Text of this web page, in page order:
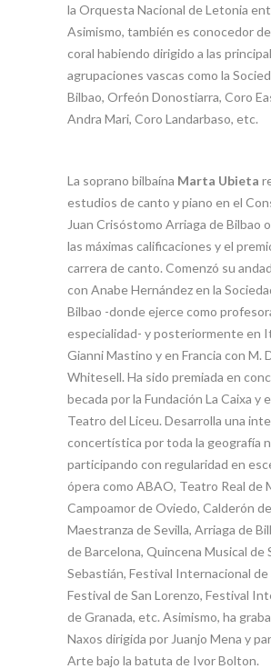
la Orquesta Nacional de Letonia
Asimismo, también es conocedor
coral habiendo dirigido a las
agrupaciones vascas como la
Bilbao, Orfeón Donostiarra, Coro
Andra Mari, Coro Landarbaso, etc.
La soprano bilbaína Marta Ubieta
estudios de canto y piano en el
Juan Crisóstomo Arriaga de Bilbao
las máximas calificaciones y el
carrera de canto. Comenzó su
con Anabe Hernández en la
Bilbao -donde ejerce como
especialidad- y posteriormente en
Gianni Mastino y en Francia con M.
Whitesell. Ha sido premiada en
becada por la Fundación La Caixa y
Teatro del Liceu. Desarrolla una
concertística por toda la geografía
participando con regularidad en
ópera como ABAO, Teatro Real de
Campoamor de Oviedo, Calderón
Maestranza de Sevilla, Arriaga de
de Barcelona, Quincena Musical de
Sebastián, Festival Internacional de
Festival de San Lorenzo, Festival
de Granada, etc. Asimismo, ha
Naxos dirigida por Juanjo Mena y
Arte bajo la batuta de Ivor Bolton.